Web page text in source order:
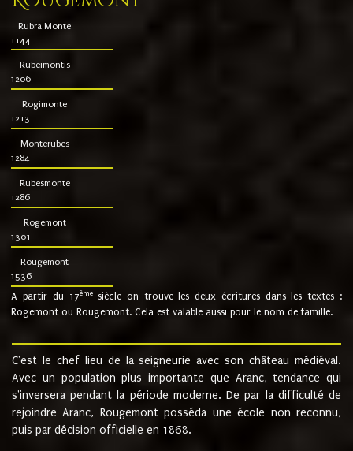
Rubra Monte
1144
Rubeimontis
1206
Rogimonte
1213
Monterubes
1284
Rubesmonte
1286
Rogemont
1301
Rougemont
1536
A partir du 17ème siècle on trouve les deux écritures dans les textes :
Rogemont ou Rougemont. Cela est valable aussi pour le nom de famille.
C'est le chef lieu de la seigneurie avec son château médiéval.
Avec un population plus importante que Aranc, tendance qui
s'inversera pendant la période moderne. De par la difficulté de
rejoindre Aranc, Rougemont posséda une école non reconnu,
puis par décision officielle en 1868.